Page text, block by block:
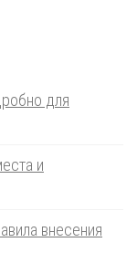
для
и
внесения